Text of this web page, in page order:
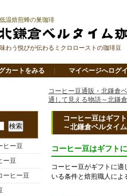
低温焙煎蜂の巣珈琲
味わう悦びが伝わるミクロローストの珈琲豆
カートをみる マイページへログ
ヒー豆
ー豆
ーヒー豆
コーヒー豆通販・北鎌倉
通して見える物語～北鎌
コーヒー豆はギフ
～北鎌倉ベルタイ
コーヒー豆はギフト
コーヒー豆がギフト に適
いる条件と焙煎職人によ